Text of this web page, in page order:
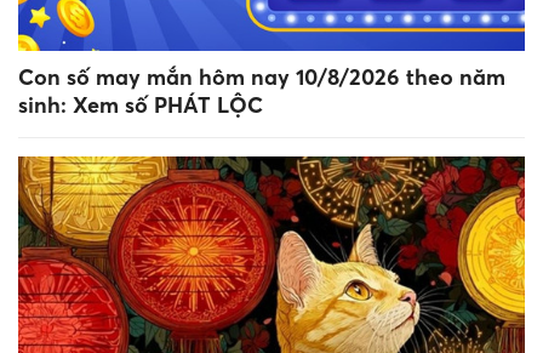
Con số may mắn hôm nay 10/8/2026 theo năm
sinh: Xem số PHÁT LỘC